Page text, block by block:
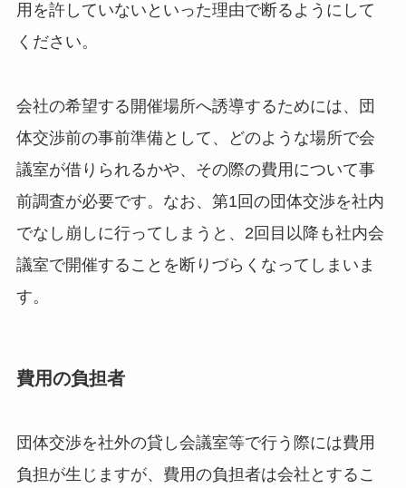
用を許していないといった理由で断るようにして
ください。
会社の希望する開催場所へ誘導するためには、団
体交渉前の事前準備として、どのような場所で会
議室が借りられるかや、その際の費用について事
前調査が必要です。なお、第1回の団体交渉を社内
でなし崩しに行ってしまうと、2回目以降も社内会
議室で開催することを断りづらくなってしまいま
す。
費用の負担者
団体交渉を社外の貸し会議室等で行う際には費用
負担が生じますが、費用の負担者は会社とするこ